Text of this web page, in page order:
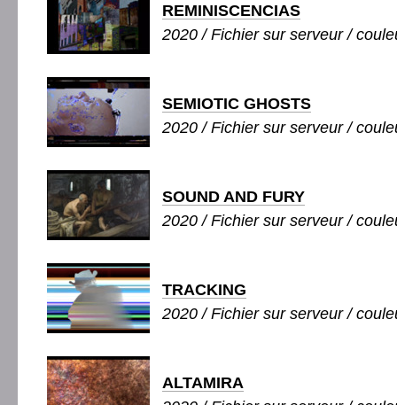
REMINISCENCIAS
2020 / Fichier sur serveur /
SEMIOTIC GHOSTS
2020 / Fichier sur serveur /
SOUND AND FURY
2020 / Fichier sur serveur /
TRACKING
2020 / Fichier sur serveur /
ALTAMIRA